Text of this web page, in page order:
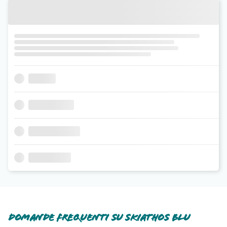
Domande frequenti su Skiathos Blu